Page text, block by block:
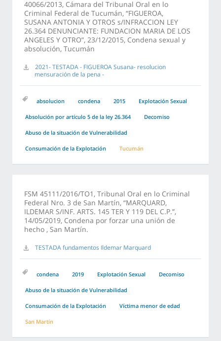
40066/2013, Cámara del Tribunal Oral en lo
Criminal Federal de Tucumán, “FIGUEROA,
SUSANA ANTONIA Y OTROS s/INFRACCION LEY
26.364 DENUNCIANTE: FUNDACION MARIA DE LOS
ANGELES Y OTRO”, 23/12/2015, Condena sexual y
absolución, Tucumán
2021- TESTADA - FIGUEROA Susana- resolucion
mensuración de la pena -
absolucion condena 2015 Explotación Sexual
Absolución por artículo 5 de la ley 26.364 Decomiso
Abuso de la situación de Vulnerabilidad
Consumación de la Explotación Tucumán
FSM 45111/2016/TO1, Tribunal Oral en lo Criminal
Federal Nro. 3 de San Martín, “MARQUARD,
ILDEMAR S/INF. ARTS. 145 TER Y 119 DEL C.P.”,
14/05/2019, Condena por forzar una unión de
hecho , San Martín.
TESTADA fundamentos Ildemar Marquard
condena 2019 Explotación Sexual Decomiso
Abuso de la situación de Vulnerabilidad
Consumación de la Explotación Víctima menor de edad
San Martín